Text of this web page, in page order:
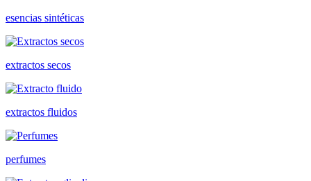
esencias sintéticas
extractos secos
extractos fluidos
perfumes